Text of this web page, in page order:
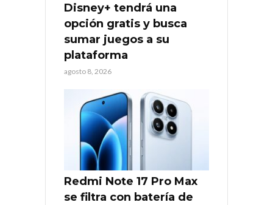
Disney+ tendrá una
opción gratis y busca
sumar juegos a su
plataforma
agosto 8, 2026
Redmi Note 17 Pro Max
se filtra con batería de